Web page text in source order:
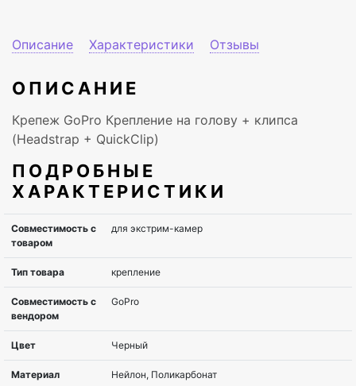
Описание Характеристики Отзывы
ОПИСАНИЕ
Крепеж GoPro Крепление на голову + клипса
(Headstrap + QuickClip)
ПОДРОБНЫЕ
ХАРАКТЕРИСТИКИ